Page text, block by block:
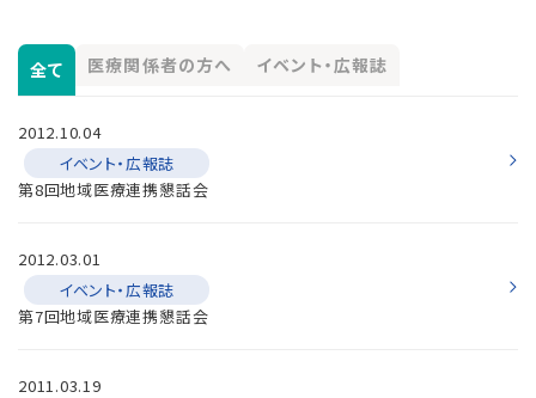
全て 医療関係者の方へ イベント・広報誌
2012.10.04
イベント・広報誌
第8回地域医療連携懇話会
2012.03.01
イベント・広報誌
第7回地域医療連携懇話会
2011.03.19